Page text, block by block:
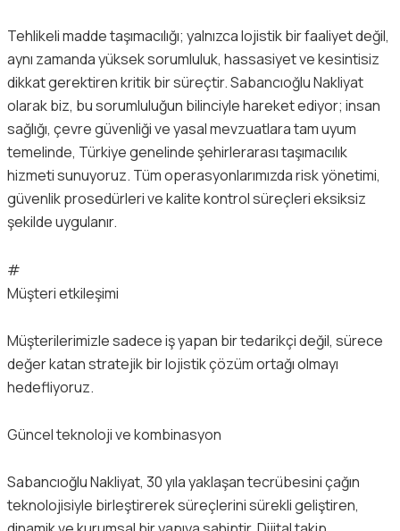
Tehlikeli madde taşımacılığı; yalnızca lojistik bir faaliyet değil,
aynı zamanda yüksek sorumluluk, hassasiyet ve kesintisiz
dikkat gerektiren kritik bir süreçtir. Sabancıoğlu Nakliyat
olarak biz, bu sorumluluğun bilinciyle hareket ediyor; insan
sağlığı, çevre güvenliği ve yasal mevzuatlara tam uyum
temelinde, Türkiye genelinde şehirlerarası taşımacılık
hizmeti sunuyoruz. Tüm operasyonlarımızda risk yönetimi,
güvenlik prosedürleri ve kalite kontrol süreçleri eksiksiz
şekilde uygulanır.
#
Müşteri etkileşimi
Müşterilerimizle sadece iş yapan bir tedarikçi değil, sürece
değer katan stratejik bir lojistik çözüm ortağı olmayı
hedefliyoruz.
Güncel teknoloji ve kombinasyon
Sabancıoğlu Nakliyat, 30 yıla yaklaşan tecrübesini çağın
teknolojisiyle birleştirerek süreçlerini sürekli geliştiren,